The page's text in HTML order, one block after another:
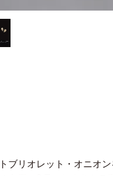
ブリオレット・オニオ